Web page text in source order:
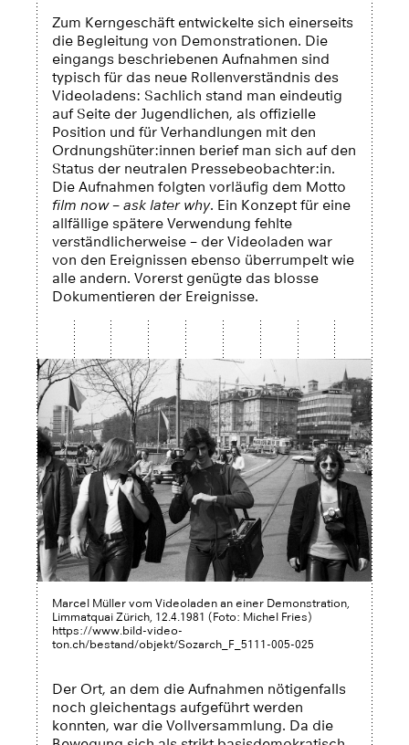
Zum Kerngeschäft entwickelte sich einerseits
die Begleitung von Demonstrationen. Die
eingangs beschriebenen Aufnahmen sind
typisch für das neue Rollenverständnis des
Videoladens: Sachlich stand man eindeutig
auf Seite der Jugendlichen, als offizielle
Position und für Verhandlungen mit den
Ordnungshüter:innen berief man sich auf den
Status der neutralen Pressebeobachter:in.
Die Aufnahmen folgten vorläufig dem Motto
film now – ask later why. Ein Konzept für eine
allfällige spätere Verwendung fehlte
verständlicherweise – der Videoladen war
von den Ereignissen ebenso überrumpelt wie
alle andern. Vorerst genügte das blosse
Dokumentieren der Ereignisse.
Marcel Müller vom Videoladen an einer Demonstration,
Limmatquai Zürich, 12.4.1981 (Foto: Michel Fries)
https://www.bild-video-
ton.ch/bestand/objekt/Sozarch_F_5111-005-025
Der Ort, an dem die Aufnahmen nötigenfalls
noch gleichentags aufgeführt werden
konnten, war die Vollversammlung. Da die